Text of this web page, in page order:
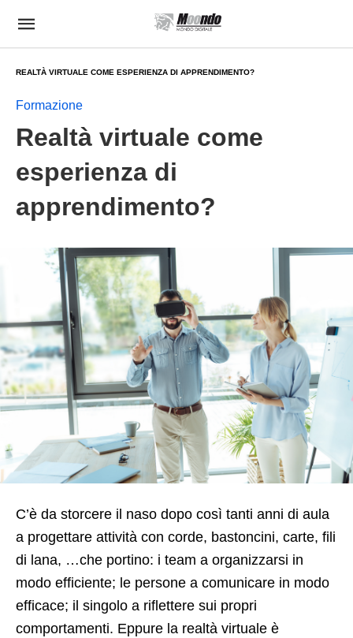
REALTÀ VIRTUALE COME ESPERIENZA DI APPRENDIMENTO?
Formazione
Realtà virtuale come
esperienza di
apprendimento?
C’è da storcere il naso dopo così tanti anni di aula
a progettare attività con corde, bastoncini, carte, fili
di lana, …che portino: i team a organizzarsi in
modo efficiente; le persone a comunicare in modo
efficace; il singolo a riflettere sui propri
comportamenti. Eppure la realtà virtuale è